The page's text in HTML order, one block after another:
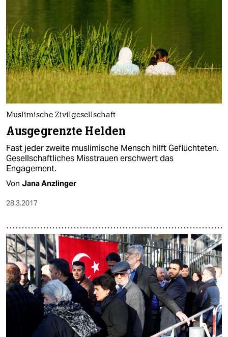
Muslimische Zivilgesellschaft
Ausgegrenzte Helden
Fast jeder zweite muslimische Mensch hilft Geflüchteten.
Gesellschaftliches Misstrauen erschwert das
Engagement.
Von Jana Anzlinger
28.3.2017